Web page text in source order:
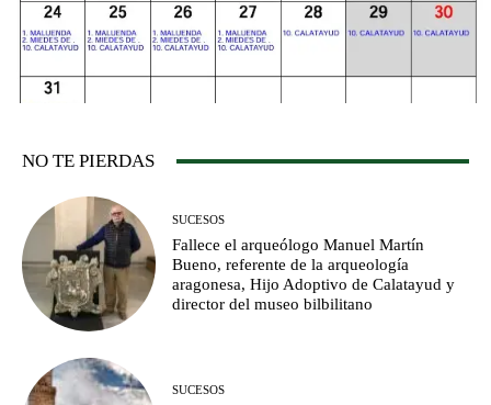
NO TE PIERDAS
SUCESOS
Fallece el arqueólogo Manuel Martín
Bueno, referente de la arqueología
aragonesa, Hijo Adoptivo de Calatayud y
director del museo bilbilitano
SUCESOS